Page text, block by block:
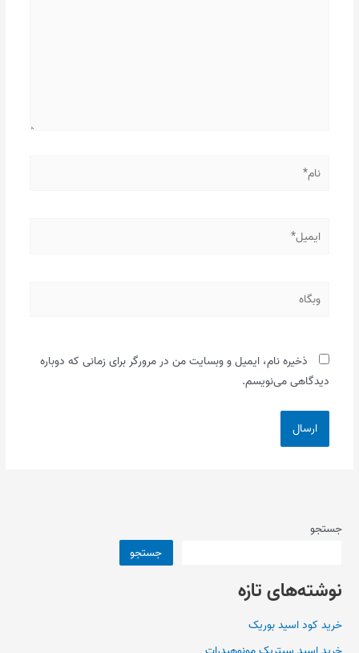
وبگاه
ذخیره نام، ایمیل و وبسایت من در مرورگر برای زمانی که دوباره
دیدگاهی می‌نویسم.
جستجو
جستجو
نوشته‌های تازه
خرید کود اسید بوریک